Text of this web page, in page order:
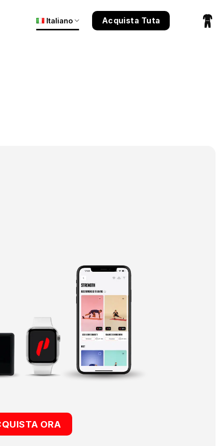
Italiano Acquista Tuta
ORA